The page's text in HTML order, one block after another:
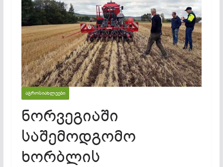
ᲐᲒᲠᲝᲡᲘᲐᲮᲚᲔᲔᲑᲘ
ნორვეგიაში
საშემოდგომო
ხორბლის